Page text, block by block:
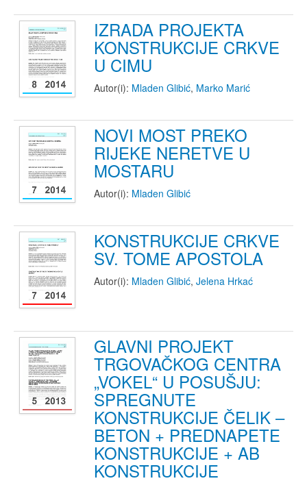
IZRADA PROJEKTA
KONSTRUKCIJE CRKVE
U CIMU
Autor(i): Mladen Glibić, Marko Marić
NOVI MOST PREKO
RIJEKE NERETVE U
MOSTARU
Autor(i): Mladen Glibić
KONSTRUKCIJE CRKVE
SV. TOME APOSTOLA
Autor(i): Mladen Glibić, Jelena Hrkać
GLAVNI PROJEKT
TRGOVAČKOG CENTRA
„VOKEL“ U POSUŠJU:
SPREGNUTE
KONSTRUKCIJE ČELIK –
BETON + PREDNAPETE
KONSTRUKCIJE + AB
KONSTRUKCIJE